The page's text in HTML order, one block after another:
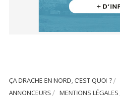
ÇA DRACHE EN NORD, C’EST QUOI ?
ANNONCEURS
MENTIONS LÉGALES